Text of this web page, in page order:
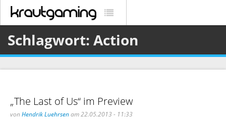
Schlagwort: Action
„The Last of Us“ im Preview
von Hendrik Luehrsenam 22.05.2013 - 11:33